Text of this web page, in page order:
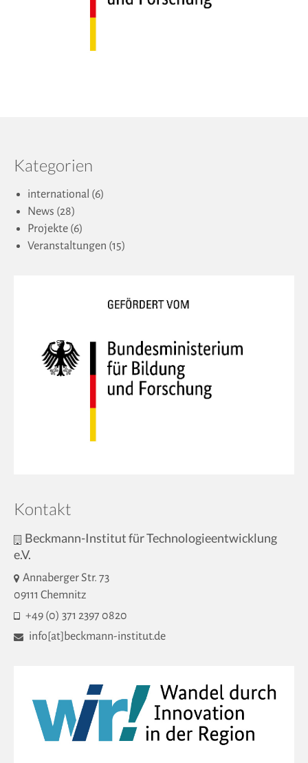
Kategorien
international (6)
News (28)
Projekte (6)
Veranstaltungen (15)
Kontakt
Beckmann-Institut für Technologieentwicklung
e.V.
Annaberger Str. 73
09111 Chemnitz
+49 (0) 371 2397 0820
info[at]beckmann-institut.de